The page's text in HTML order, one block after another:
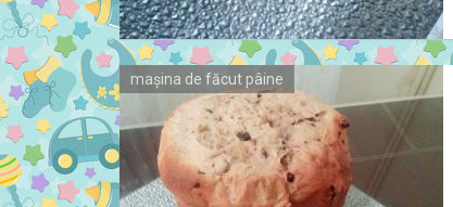
mașina de făcut pâine